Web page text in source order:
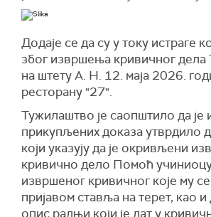
Додаје се да су у току истраге
због извршења кривичног дела
на штету А. Н. 12. маја 2026.
ресторану "27".
Тужилаштво је саопштило да је
прикупљених доказа утврдило
који указују да је окривљени
кривично дело Помоћ
извршеног кривичног које му
пријавом ставља на терет, као
опис радњи који је дат у